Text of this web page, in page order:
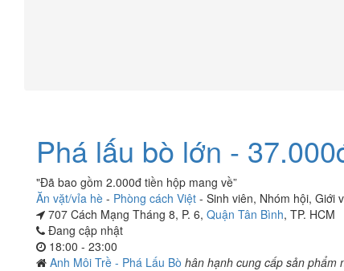
Phá lấu bò lớn -
"Đã bao gồm 2.000đ tiền hộp mang về”
Ăn vặt/vỉa hè - Phòng cách Việt - Sinh viên, Nhóm hội, Giới
707 Cách Mạng Tháng 8, P. 6, Quận Tân Bình, TP. HCM
Đang cập nhật
18:00 - 23:00
Anh Môi Trề - Phá Lấu Bò hân hạnh cung cấp sản phẩm